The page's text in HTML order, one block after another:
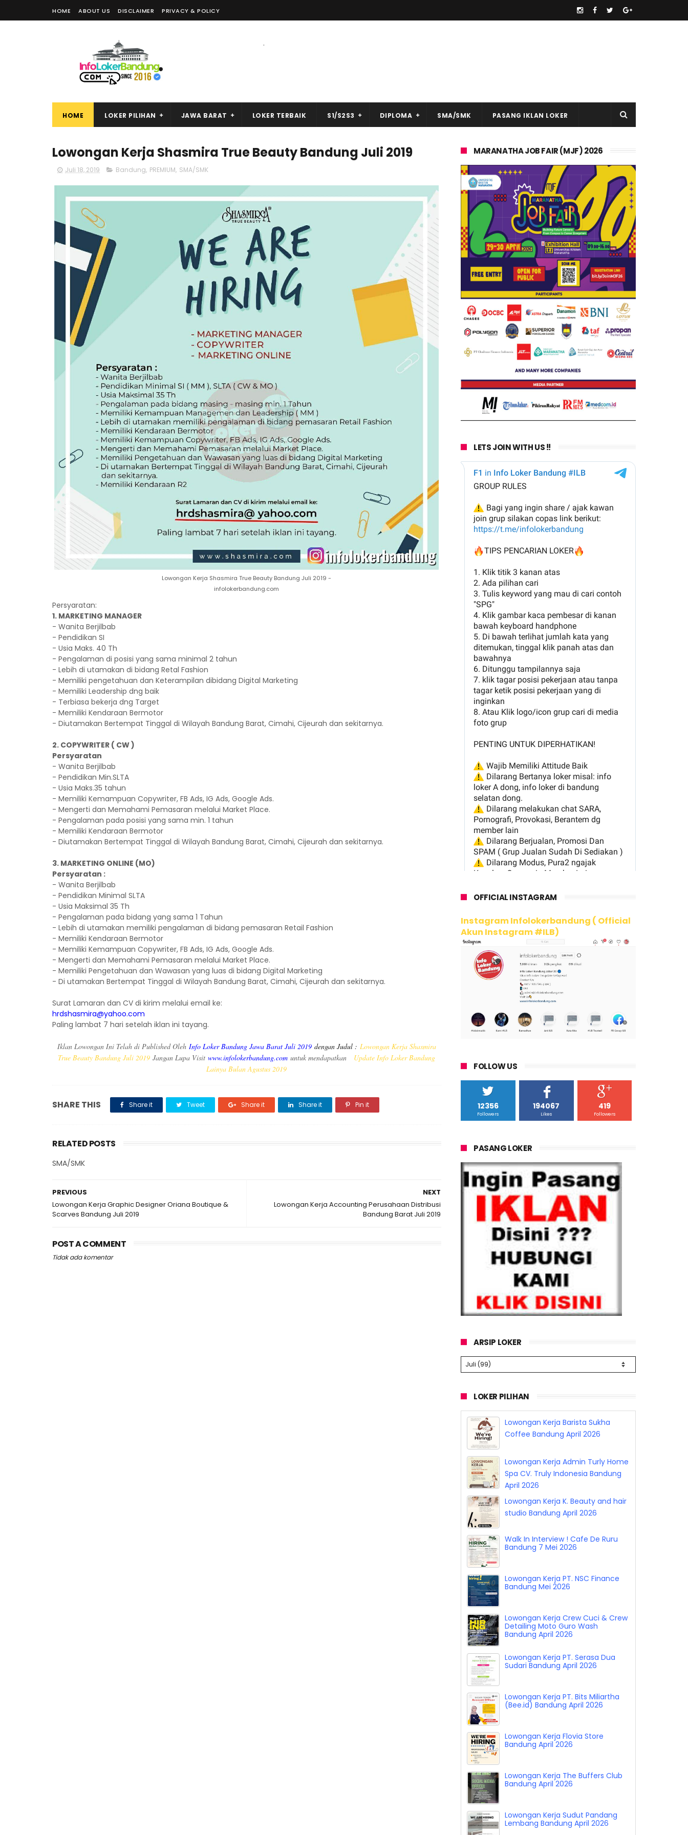
HOME ABOUT US DISCLAIMER PRIVACY & POLICY
.
HOME LOKER PILIHAN JAWA BARAT LOKER TERBAIK S1/S2S3 DIPLOMA SMA/SMK PASANG IKLAN LOKER
Lowongan Kerja Shasmira True Beauty Bandung Juli 2019
Juli 18, 2019 Bandung, PREMIUM, SMA/SMK
Lowongan Kerja Shasmira True Beauty Bandung Juli 2019 -
infolokerbandung.com
Persyaratan:
1. MARKETING MANAGER
- Wanita Berjilbab
- Pendidikan SI
- Usia Maks. 40 Th
- Pengalaman di posisi yang sama minimal 2 tahun
- Lebih di utamakan di bidang Retal Fashion
- Memiliki pengetahuan dan Keterampilan dibidang Digital Marketing
- Memiliki Leadership dng baik
- Terbiasa bekerja dng Target
- Memiliki Kendaraan Bermotor
- Diutamakan Bertempat Tinggal di Wilayah Bandung Barat, Cimahi, Cijeurah dan sekitarnya.
2. COPYWRITER ( CW )
Persyaratan
- Wanita Berjilbab
- Pendidikan Min.SLTA
- Usia Maks.35 tahun
- Memiliki Kemampuan Copywriter, FB Ads, IG Ads, Google Ads.
- Mengerti dan Memahami Pemasaran melalui Market Place.
- Pengalaman pada posisi yang sama min. 1 tahun
- Memiliki Kendaraan Bermotor
- Diutamakan Bertempat Tinggal di Wilayah Bandung Barat, Cimahi, Cijeurah dan sekitarnya.
3. MARKETING ONLINE (MO)
Persyaratan :
- Wanita Berjilbab
- Pendidikan Minimal SLTA
- Usia Maksimal 35 Th
- Pengalaman pada bidang yang sama 1 Tahun
- Lebih di utamakan memiliki pengalaman di bidang pemasaran Retail Fashion
- Memiliki Kendaraan Bermotor
- Memiliki Kemampuan Copywriter, FB Ads, IG Ads, Google Ads.
- Mengerti dan Memahami Pemasaran melalui Market Place.
- Memiliki Pengetahuan dan Wawasan yang luas di bidang Digital Marketing
- Di utamakan Bertempat Tinggal di Wilayah Bandung Barat, Cimahi, Cijeurah dan sekitarnya.
Surat Lamaran dan CV di kirim melalui email ke:
hrdshasmira@yahoo.com
Paling lambat 7 hari setelah iklan ini tayang.
Iklan Lowongan Ini Telah di Published Oleh Info Loker Bandung Jawa Barat Juli 2019 dengan Judul : Lowongan Kerja Shasmira
True Beauty Bandung Juli 2019 Jangan Lupa Visitwww.infolokerbandung.com untuk mendapatkan Update Info Loker Bandung
Lainya Bulan Agustus 2019
SHARE THIS Share it Tweet Share it Share it Pin it
RELATED POSTS
SMA/SMK
NEXT
Lowongan Kerja Accounting Perusahaan Distribusi
Bandung Barat Juli 2019
PREVIOUS
Lowongan Kerja Graphic Designer Oriana Boutique &
Scarves Bandung Juli 2019
POST A COMMENT
Tidak ada komentar
MARANATHA JOB FAIR (MJF) 2026
LETS JOIN WITH US !!
OFFICIAL INSTAGRAM
Instagram Infolokerbandung ( Official
Akun Instagram #ILB)
FOLLOW US
12356
Followers
194067
Likes
419
Followers
PASANG LOKER
ARSIP LOKER
LOKER PILIHAN
Lowongan Kerja Barista Sukha
Coffee Bandung April 2026
Lowongan Kerja Admin Turly Home
Spa CV. Truly Indonesia Bandung
April 2026
Lowongan Kerja K. Beauty and hair
studio Bandung April 2026
Walk In Interview ! Cafe De Ruru
Bandung 7 Mei 2026
Lowongan Kerja PT. NSC Finance
Bandung Mei 2026
Lowongan Kerja Crew Cuci & Crew
Detailing Moto Guro Wash
Bandung April 2026
Lowongan Kerja PT. Serasa Dua
Sudari Bandung April 2026
Lowongan Kerja PT. Bits Miliartha
(Bee.id) Bandung April 2026
Lowongan Kerja Flovia Store
Bandung April 2026
Lowongan Kerja The Buffers Club
Bandung April 2026
Lowongan Kerja Sudut Pandang
Lembang Bandung April 2026